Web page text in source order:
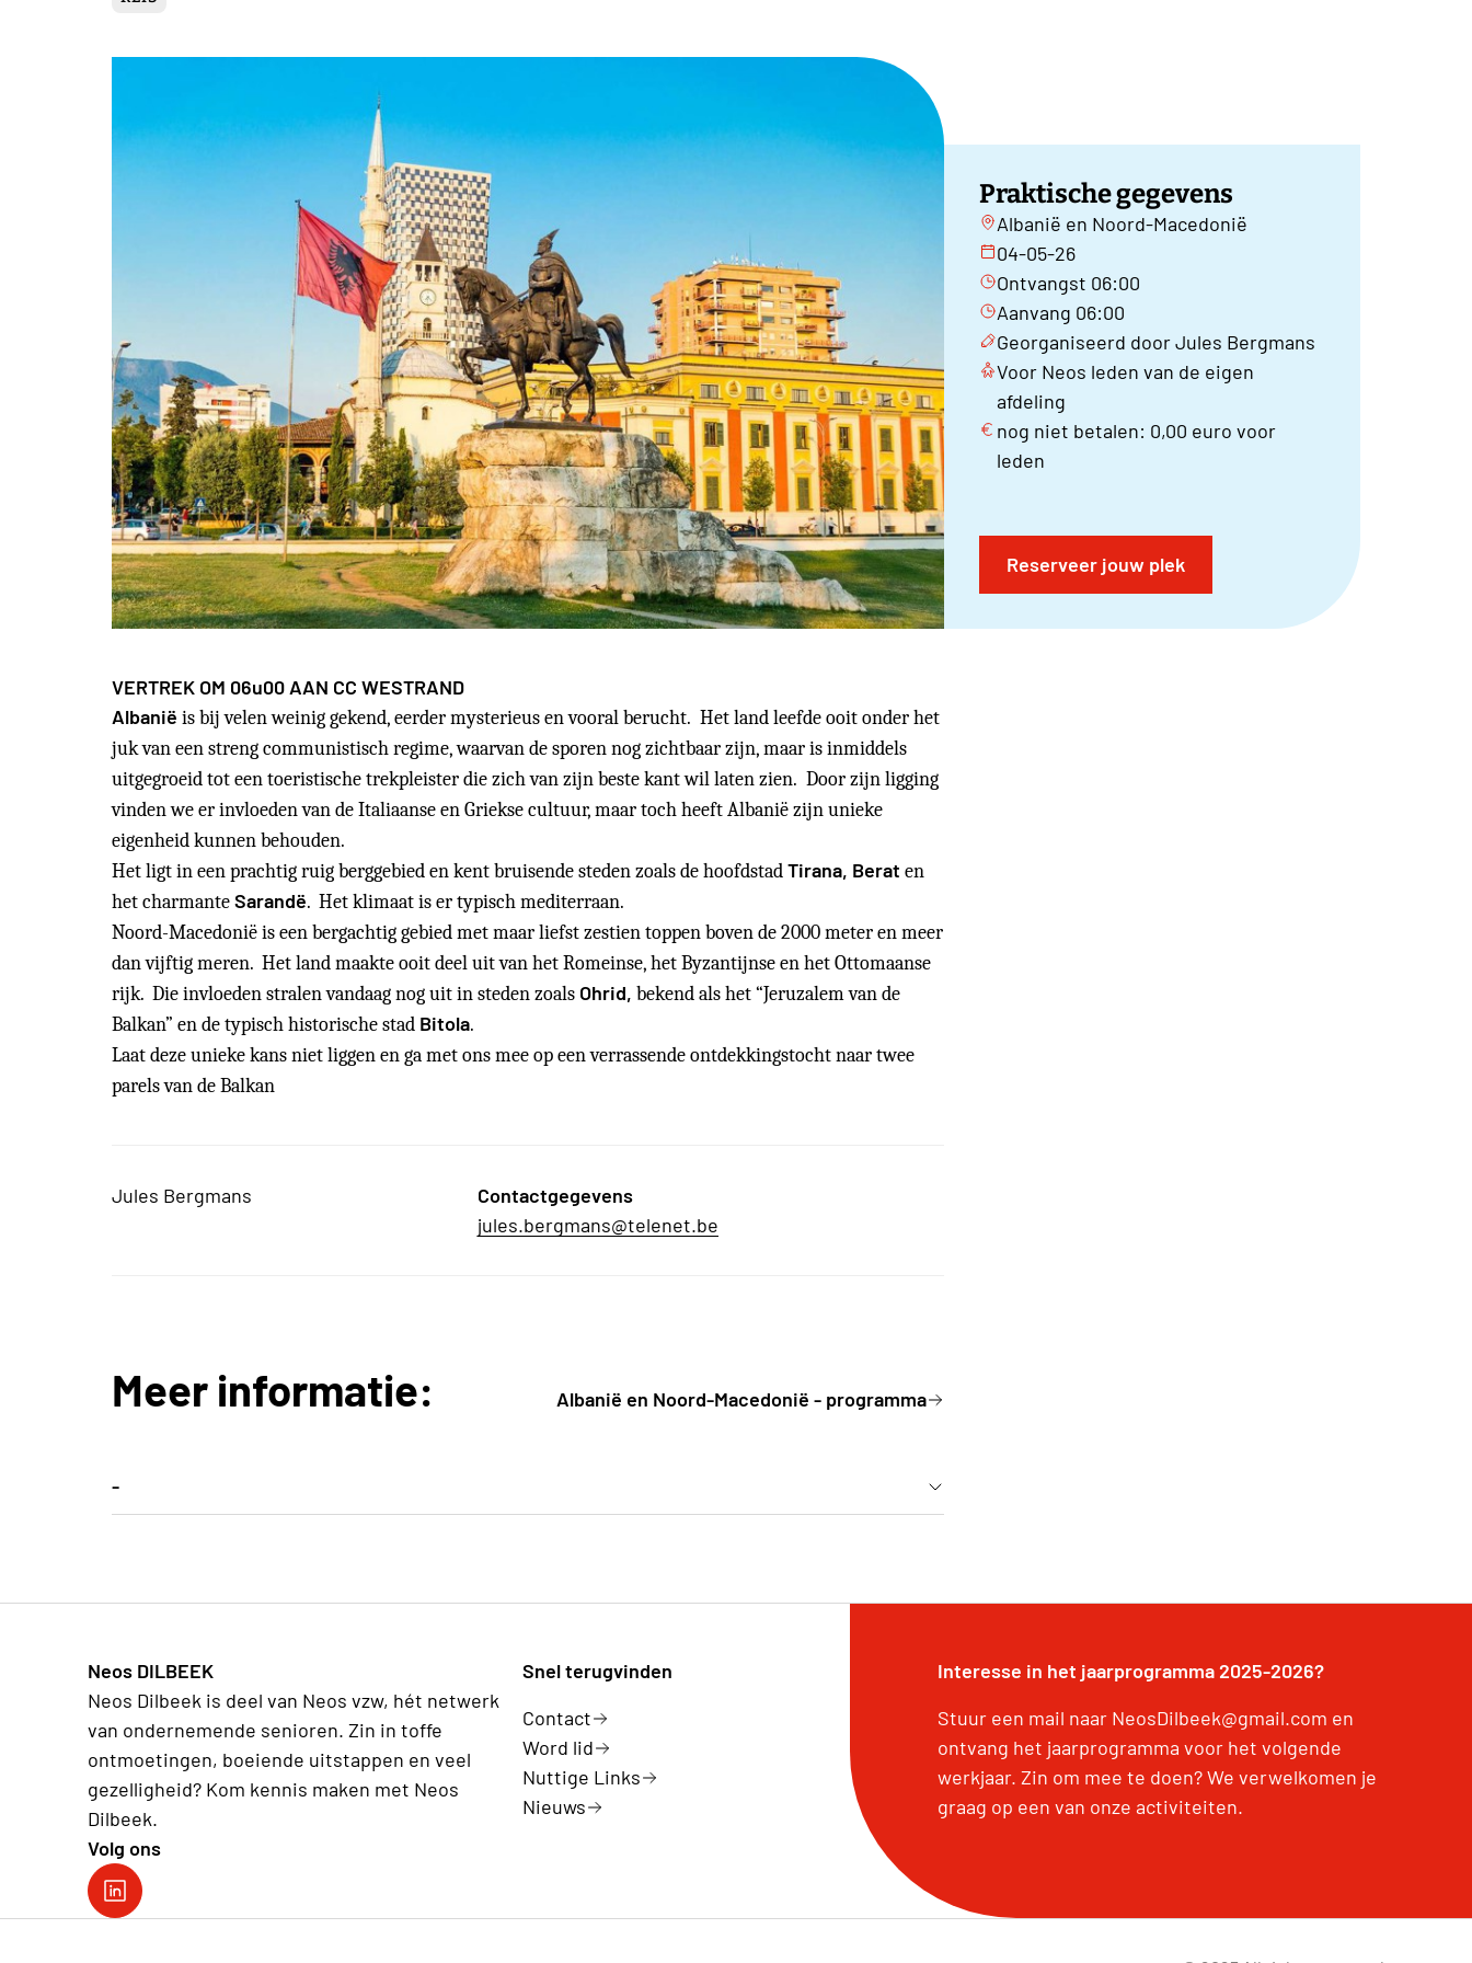
Praktische gegevens
Albanië en Noord-Macedonië
04-05-26
Ontvangst 06:00
Aanvang 06:00
Georganiseerd door Jules Bergmans
Voor Neos leden van de eigen
afdeling
nog niet betalen: 0,00 euro voor
leden
Reserveer jouw plek
VERTREK OM 06u00 AAN CC WESTRAND
Albanië is bij velen weinig gekend, eerder mysterieus en vooral berucht. Het land leefde ooit onder het
juk van een streng communistisch regime, waarvan de sporen nog zichtbaar zijn, maar is inmiddels
uitgegroeid tot een toeristische trekpleister die zich van zijn beste kant wil laten zien. Door zijn ligging
vinden we er invloeden van de Italiaanse en Griekse cultuur, maar toch heeft Albanië zijn unieke
eigenheid kunnen behouden.
Het ligt in een prachtig ruig berggebied en kent bruisende steden zoals de hoofdstadTirana, Berat en
het charmanteSarandë. Het klimaat is er typisch mediterraan.
Noord-Macedoniëis een bergachtig gebied met maar liefst zestien toppen boven de 2000 meter en meer
dan vijftig meren. Het land maakte ooit deel uit van het Romeinse, het Byzantijnse en het Ottomaanse
rijk. Die invloeden stralen vandaag nog uit in steden zoals Ohrid, bekend als het “Jeruzalem van de
Balkan” ende typisch historische stad Bitola.
Laat deze unieke kans niet liggen en ga met ons mee op een verrassende ontdekkingstocht naar twee
parels van de Balkan
Jules Bergmans
Contactgegevens
jules.bergmans@telenet.be
Meer informatie: Albanië en Noord-Macedonië - programma
-
Neos DILBEEK
Neos Dilbeek is deel van Neos vzw, hét netwerk
van ondernemende senioren. Zin in toffe
ontmoetingen, boeiende uitstappen en veel
gezelligheid? Kom kennis maken met Neos
Dilbeek.
Volg ons
Neos DiNA
Snel terugvinden
Contact
Word lid
Nuttige Links
Nieuws
Interesse in het jaarprogramma 2025-2026?
Stuur een mail naar NeosDilbeek@gmail.com en
ontvang het jaarprogramma voor het volgende
werkjaar. Zin om mee te doen? We verwelkomen je
graag op een van onze activiteiten.